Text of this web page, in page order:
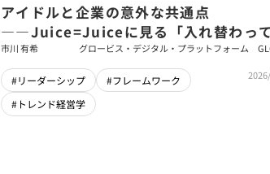
アイドルと企業の意外な共通点
――Juice=Juiceに見る「入れ替わっ
強いチーム」をつくるパス・ゴール理論
市川 有希
グロービス・デジタル・プラットフォーム
#リーダーシップ
#フレームワーク
#トレンド経営学